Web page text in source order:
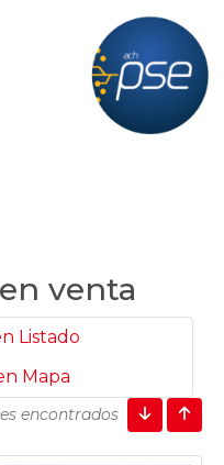
venta
Listado
Mapa
encontrados